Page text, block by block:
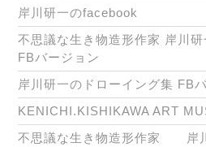
岸川研一のfacebook
不思議な生き物造形作家 岸川
FBバージョン
岸川研一のドローイング集 FB
KENICHI.KISHIKAWA ART
不思議な生き物造形作家 岸